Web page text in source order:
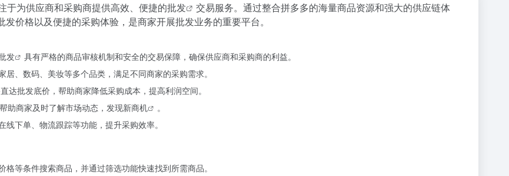
于为供应商和采购商提供高效、便捷的批发
交易服务。通过整合拼多多的海量商品资源和强大的供应链体
价格以及便捷的采购体验，是商家开展批发业务的重要平台。
发
具有严格的商品审核机制和安全的交易保障，确保供应商和采购商的利益。
、数码、美妆等多个品类，满足不同商家的采购需求。
达批发底价，帮助商家降低采购成本，提高利润空间。
助商家及时了解市场动态，发现新商机
。
下单、物流跟踪等功能，提升采购效率。
等条件搜索商品，并通过筛选功能快速找到所需商品。